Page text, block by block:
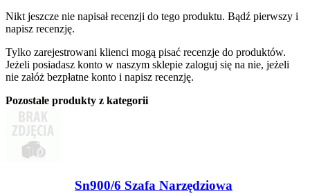
Nikt jeszcze nie napisał recenzji do tego produktu. Bądź pierwszy i
napisz recenzję.
Tylko zarejestrowani klienci mogą pisać recenzje do produktów.
Jeżeli posiadasz konto w naszym sklepie zaloguj się na nie, jeżeli
nie załóż bezpłatne konto i napisz recenzję.
Pozostałe produkty z kategorii
Sn900/6 Szafa Narzędziowa